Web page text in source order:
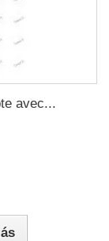
avec...